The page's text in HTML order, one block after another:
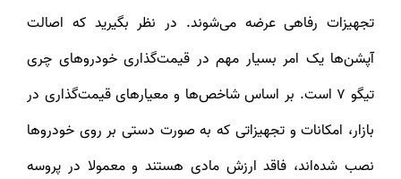
تجهیزات رفاهی عرضه می‌شوند. در نظر بگیرید که اصالت
آپشن‌ها یک امر بسیار مهم در قیمت‌گذاری خودروهای چری
تیگو 7 است. بر اساس شاخص‌ها و معیارهای قیمت‌گذاری در
بازار، امکانات و تجهیزاتی که به صورت دستی بر روی خودروها
نصب شده‌اند، فاقد ارزش مادی هستند و معمولا در پروسه